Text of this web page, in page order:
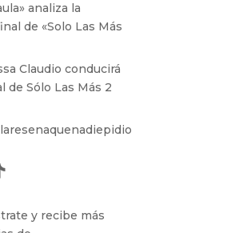
analiza la
de «Solo Las Más
Claudio conducirá
de Sólo Las Más 2
y recibe más